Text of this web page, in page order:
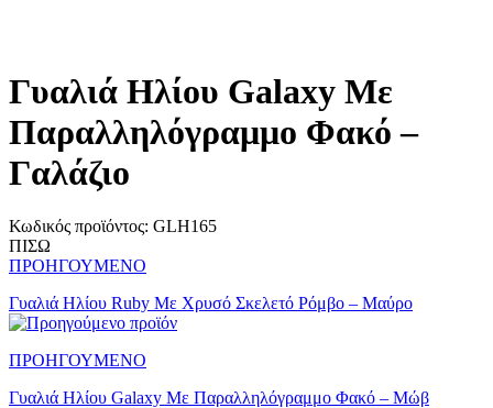
Γυαλιά Ηλίου Galaxy Mε
Παραλληλόγραμμο Φακό –
Γαλάζιο
Κωδικός προϊόντος: GLH165
ΠΙΣΩ
ΠΡΟΗΓΟΥΜΕΝΟ
Γυαλιά Ηλίου Ruby Mε Χρυσό Σκελετό Ρόμβο – Μαύρο
ΠΡΟΗΓΟΥΜΕΝΟ
Γυαλιά Ηλίου Galaxy Mε Παραλληλόγραμμο Φακό – Μώβ